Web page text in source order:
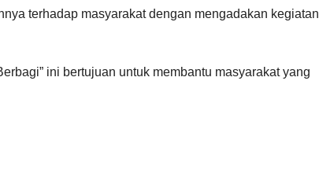
terhadap masyarakat dengan mengadakan kegiatan
ini bertujuan untuk membantu masyarakat yang